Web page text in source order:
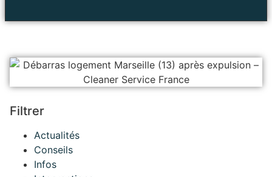
Filtrer
Actualités
Conseils
Infos